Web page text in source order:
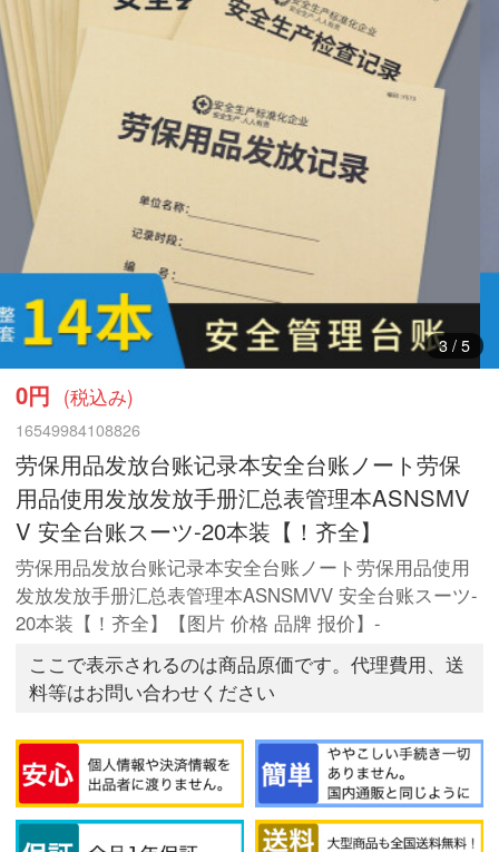
4/ 5
0円 (税込み)
16549984108826
劳保用品发放台账记录本安全台账ノート劳保
用品使用发放发放手册汇总表管理本ASNSMV
V 安全台账スーツ-20本装【！齐全】
劳保用品发放台账记录本安全台账ノート劳保用品使用
发放发放手册汇总表管理本ASNSMVV 安全台账スーツ-
20本装【！齐全】【图片 价格 品牌 报价】-
ここで表示されるのは商品原価です。代理費用、送
料等はお問い合わせください